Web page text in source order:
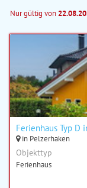
Nur gültig von
Ferienhaus Typ D
in Pelzerhaken
Objekttyp
Ferienhaus